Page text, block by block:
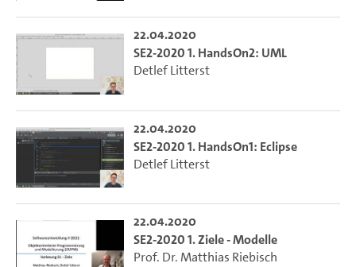
22.04.2020
SE2-2020 1. HandsOn2: UML
Detlef Litterst
22.04.2020
SE2-2020 1. HandsOn1: Eclipse
Detlef Litterst
22.04.2020
SE2-2020 1. Ziele - Modelle
Prof. Dr. Matthias Riebisch